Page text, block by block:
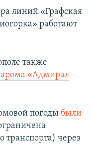
линий «Графская
работают
также
«Адмирал
погоды были
транспорта) через